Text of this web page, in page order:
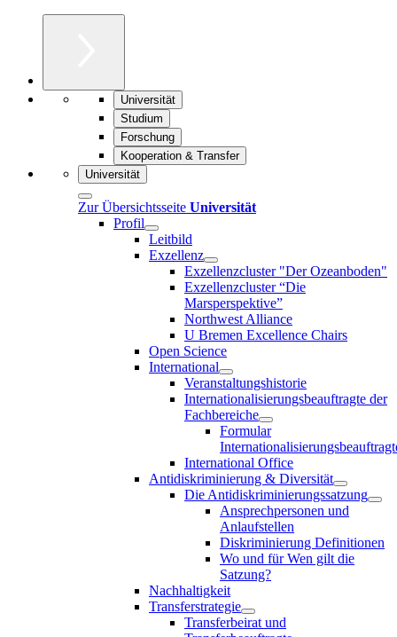
Universität
Studium
Forschung
Kooperation & Transfer
Universität
Zur Übersichtsseite Universität
Profil
Leitbild
Exzellenz
Exzellenzcluster "Der Ozeanboden"
Exzellenzcluster “Die
Marsperspektive”
Northwest Alliance
U Bremen Excellence Chairs
Open Science
International
Veranstaltungshistorie
Internationalisierungsbeauftragte der
Fachbereiche
Formular
International Office
Antidiskriminierung & Diversität
Die Antidiskriminierungssatzung
Ansprechpersonen und
Anlaufstellen
Diskriminierung Definitionen
Wo und für Wen gilt die
Satzung?
Nachhaltigkeit
Transferstrategie
Transferbeirat und